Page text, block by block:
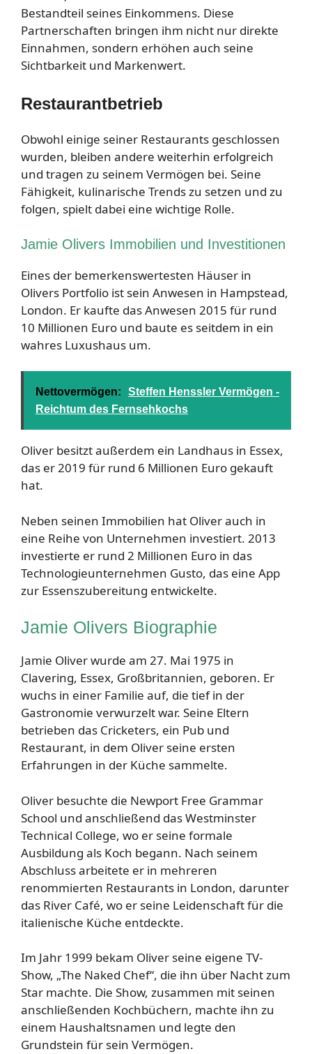
Bestandteil seines Einkommens. Diese
Partnerschaften bringen ihm nicht nur direkte
Einnahmen, sondern erhöhen auch seine
Sichtbarkeit und Markenwert.
Restaurantbetrieb
Obwohl einige seiner Restaurants geschlossen
wurden, bleiben andere weiterhin erfolgreich
und tragen zu seinem Vermögen bei. Seine
Fähigkeit, kulinarische Trends zu setzen und zu
folgen, spielt dabei eine wichtige Rolle.
Jamie Olivers Immobilien und Investitionen
Eines der bemerkenswertesten Häuser in
Olivers Portfolio ist sein Anwesen in Hampstead,
London. Er kaufte das Anwesen 2015 für rund
10 Millionen Euro und baute es seitdem in ein
wahres Luxushaus um.
Nettovermögen:
Steffen Henssler Vermögen -
Reichtum des Fernsehkochs
Oliver besitzt außerdem ein Landhaus in Essex,
das er 2019 für rund 6 Millionen Euro gekauft
hat.
Neben seinen Immobilien hat Oliver auch in
eine Reihe von Unternehmen investiert. 2013
investierte er rund 2 Millionen Euro in das
Technologieunternehmen Gusto, das eine App
zur Essenszubereitung entwickelte.
Jamie Olivers Biographie
Jamie Oliver wurde am 27. Mai 1975 in
Clavering, Essex, Großbritannien, geboren. Er
wuchs in einer Familie auf, die tief in der
Gastronomie verwurzelt war. Seine Eltern
betrieben das Cricketers, ein Pub und
Restaurant, in dem Oliver seine ersten
Erfahrungen in der Küche sammelte.
Oliver besuchte die Newport Free Grammar
School und anschließend das Westminster
Technical College, wo er seine formale
Ausbildung als Koch begann. Nach seinem
Abschluss arbeitete er in mehreren
renommierten Restaurants in London, darunter
das River Café, wo er seine Leidenschaft für die
italienische Küche entdeckte.
Im Jahr 1999 bekam Oliver seine eigene TV-
Show, „The Naked Chef“, die ihn über Nacht zum
Star machte. Die Show, zusammen mit seinen
anschließenden Kochbüchern, machte ihn zu
einem Haushaltsnamen und legte den
Grundstein für sein Vermögen.